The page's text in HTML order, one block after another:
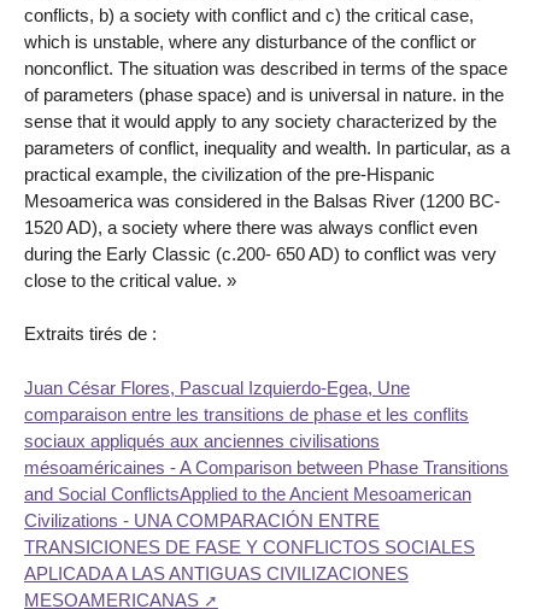
conflicts, b) a society with conflict and c) the critical case,
which is unstable, where any disturbance of the conflict or
nonconflict. The situation was described in terms of the space
of parameters (phase space) and is universal in nature. in the
sense that it would apply to any society characterized by the
parameters of conflict, inequality and wealth. In particular, as a
practical example, the civilization of the pre-Hispanic
Mesoamerica was considered in the Balsas River (1200 BC-
1520 AD), a society where there was always conflict even
during the Early Classic (c.200- 650 AD) to conflict was very
close to the critical value. »
Extraits tirés de :
Juan César Flores, Pascual Izquierdo-Egea, Une
comparaison entre les transitions de phase et les conflits
sociaux appliqués aux anciennes civilisations
mésoaméricaines - A Comparison between Phase Transitions
and Social ConflictsApplied to the Ancient Mesoamerican
Civilizations - UNA COMPARACIÓN ENTRE
TRANSICIONES DE FASE Y CONFLICTOS SOCIALES
APLICADA A LAS ANTIGUAS CIVILIZACIONES
MESOAMERICANAS